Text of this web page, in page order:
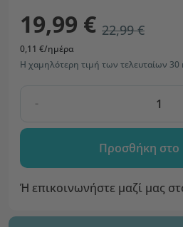
19,99 € 22,99 €
0,11 €/ημέρα
Η χαμηλότερη τιμή των τελευταίων
-
Προσθήκη στο
Ή επικοινωνήστε μαζί μας